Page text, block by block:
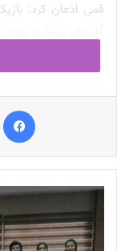
قمی اذعان کرد:
بودند و در نهایت
نباشید می‌گویم.
سرمربی تیم فوتبال
بادرود بسیار سخت
این سه امتیاز را
نظر جدولی حدودا
حیاتی و حساس است.
سارا قمی در ادامه